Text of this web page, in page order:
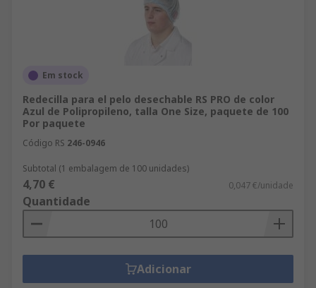
Em stock
Redecilla para el pelo desechable RS PRO de color
Azul de Polipropileno, talla One Size, paquete de 100
Por paquete
Código RS 246-0946
Subtotal (1 embalagem de 100 unidades)
4,70 € 0,047 €/unidade
Quantidade
Adicionar